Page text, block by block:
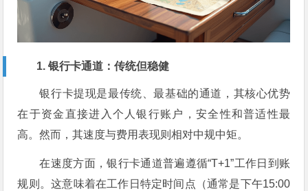
1. 银行卡通道：传统但稳健
银行卡提现是最传统、最基础的通道，其核心优势
在于资金直接进入个人银行账户，安全性和普适性最
高。然而，其速度与费用表现则相对中规中矩。
在速度方面，银行卡通道普遍遵循“T+1”工作日到账
规则。这意味着在工作日特定时间点（通常是下午15:00